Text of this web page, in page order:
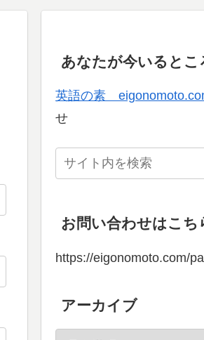
あなたが今いるとこ
英語の素
せ
お問い合わせはこち
https://eigonomoto.com/
アーカイブ